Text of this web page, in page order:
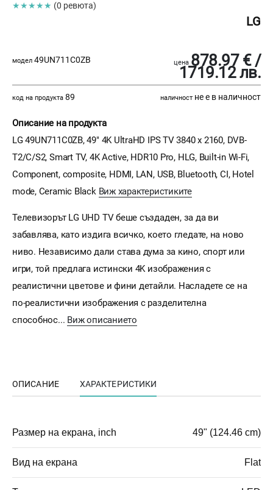
★★★★★ (0 ревюта)
LG
модел 49UN711C0ZB цена 878.97 € /
1719.12 лв.
код на продукта 89 наличност не е в наличност
Описание на продукта
LG 49UN711C0ZB, 49" 4K UltraHD IPS TV 3840 x 2160, DVB-
T2/C/S2, Smart TV, 4K Active, HDR10 Pro, HLG, Built-in Wi-Fi,
Component, composite, HDMI, LAN, USB, Bluetooth, CI, Hotel
mode, Ceramic Black Виж характеристиките
Телевизорът LG UHD TV беше създаден, за да ви
забавлява, като издига всичко, което гледате, на ново
ниво. Независимо дали става дума за кино, спорт или
игри, той предлага истински 4K изображения с
реалистични цветове и фини детайли. Насладете се на
по-реалистични изображения с разделителна
способнос... Виж описанието
ОПИСАНИЕ ХАРАКТЕРИСТИКИ
Размер на екрана, inch 49" (124.46 cm)
Вид на екрана Flat